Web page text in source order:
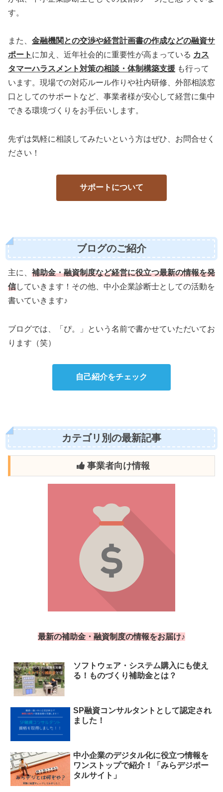
す。
また、 金融機関との交渉や経営計画書の作成などの融資サ
ポート に加え、近年社会的に重要性が高まっている カス
タマーハラスメント対策の相談・体制構築支援 も行って
います。現場での対応ルール作りや社内研修、外部相談窓
口としてのサポートなど、事業者様が安心して経営に集中
できる環境づくりをお手伝いします。
先ずは気軽に相談してみたいという方はぜひ、お問合せく
ださい！
サポートについて
ブログのご紹介
主に、 補助金・融資制度など経営に役立つ最新の情報を発
信していきます！その他、中小企業診断士としての活動を
書いていきます♪
ブログでは、「ぴ。」という名前で書かせていただいてお
ります（笑）
自己紹介をチェック
カテゴリ別の最新記事
事業者向け情報
最新の補助金・融資制度の情報をお届け♪
ソフトウェア・システム購入にも使え
る！ものづくり補助金とは？
SP融資コンサルタントとして認定され
ました！
中小企業のデジタル化に役立つ情報を
ワンストップで紹介！「みらデジポー
タルサイト」